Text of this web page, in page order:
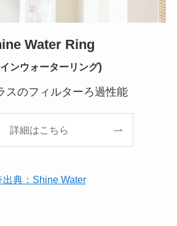
Water Ring
ンウォーターリング)
スのフィルターろ過性能
詳細はこちら
典：Shine Water